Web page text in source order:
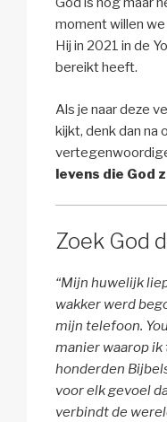
moment willen
Hij in 2021 in de
bereikt heeft.
Als je naar deze
kijkt, denk dan na
levens die God
Zoek God
“Mijn huwelijk
wakker werd
mijn telefoon.
manier waarop
honderden
voor elk gevoel
verbindt de